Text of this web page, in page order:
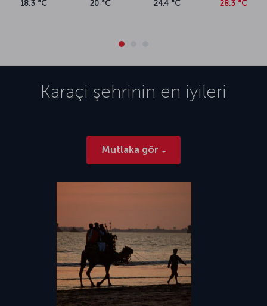
18.3 °C 20 °C 24.4 °C 28.3 °C
Karaçi şehrinin en iyileri
Mutlaka gör